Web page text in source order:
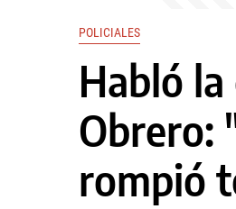
POLICIALES
Habló
Obrero:
rompió